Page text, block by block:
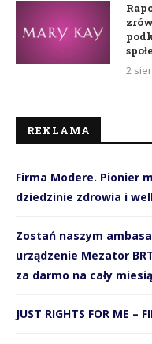
2
REKLAMA
Firma Modere. Pionier
dziedzinie zdrowia i
Zostań naszym
urządzenie Mezator
za darmo na cały
JUST RIGHTS FOR ME –